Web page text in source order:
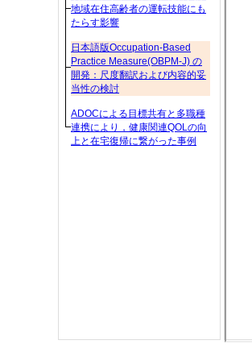
地域在住高齢者の運転技能にも
たらす影響
日本語版Occupation-Based
Practice Measure(OBPM-J) の
開発：尺度翻訳および内容的妥
当性の検討
ADOCによる目標共有と多職種
連携により，健康関連QOLの向
上と在宅復帰に繋がった事例